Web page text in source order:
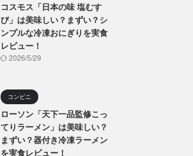
コスモス「日本の味 塩むす
び」は美味しい？まずい？シ
ンプルな冷凍おにぎりを実食
レビュー！
2026/5/29
コンビニ
ローソン「天下一品監修こっ
てりラーメン」は美味しい？
まずい？器付き冷凍ラーメン
を実食レビュー！